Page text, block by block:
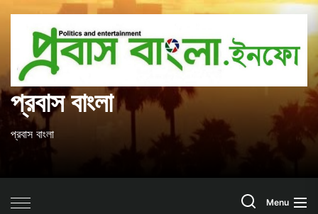
content
প্রবাস বাংলা
প্রবাস বাংলা
SearchMenu